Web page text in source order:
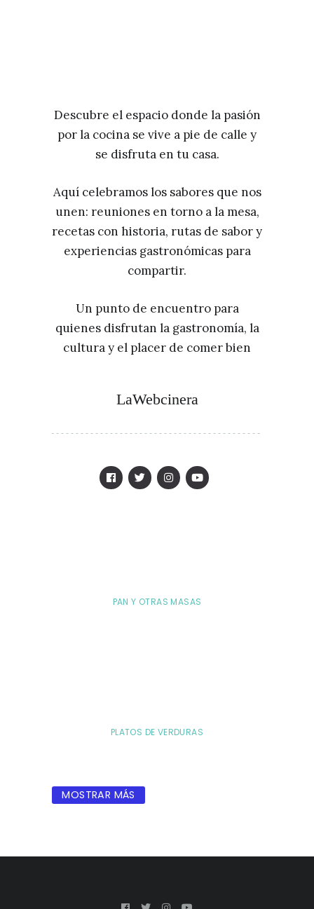
Descubre el espacio donde la pasión
por la cocina se vive a pie de calle y
se disfruta en tu casa.
Aquí celebramos los sabores que nos
unen: reuniones en torno a la mesa,
recetas con historia, rutas de sabor y
experiencias gastronómicas para
compartir.
Un punto de encuentro para
quienes disfrutan la gastronomía, la
cultura y el placer de comer bien
LaWebcinera
PAN Y OTRAS MASAS
PLATOS DE VERDURAS
MOSTRAR MÁS